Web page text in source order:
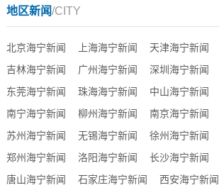
地区新闻/CITY
北京海宁新闻 上海海宁新闻 天津海宁新闻
吉林海宁新闻
广州海宁新闻 深圳海宁新闻
东莞海宁新闻
珠海海宁新闻 中山海宁新闻
南宁海宁新闻
柳州海宁新闻 南京海宁新闻
苏州海宁新闻
无锡海宁新闻 徐州海宁新闻
郑州海宁新闻
洛阳海宁新闻 长沙海宁新闻
唐山海宁新闻
石家庄海宁新闻 西安海宁新闻